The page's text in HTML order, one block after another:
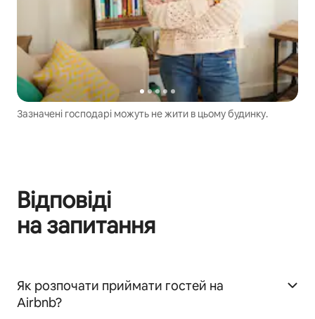
Зазначені господарі можуть не жити в цьому будинку.
Відповіді
на запитання
Як розпочати приймати гостей на
Airbnb?